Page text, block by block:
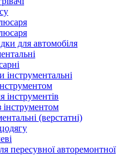
для автомобіля
інструментальні
інструментів
(верстатні)
пересувної авторемонтної